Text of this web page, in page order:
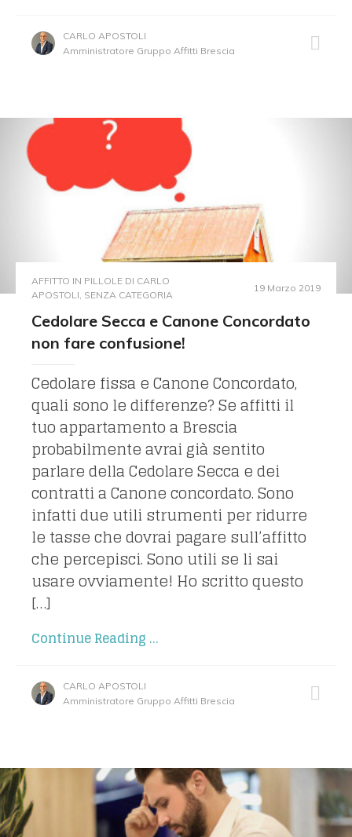
CARLO APOSTOLI
Amministratore Gruppo Affitti Brescia
AFFITTO IN PILLOLE DI CARLO
APOSTOLI, SENZA CATEGORIA
19 Marzo 2019
Cedolare Secca e Canone Concordato
non fare confusione!
Cedolare fissa e Canone Concordato,
quali sono le differenze? Se affitti il
tuo appartamento a Brescia
probabilmente avrai già sentito
parlare della Cedolare Secca e dei
contratti a Canone concordato. Sono
infatti due utili strumenti per ridurre
le tasse che dovrai pagare sull’affitto
che percepisci. Sono utili se li sai
usare ovviamente! Ho scritto questo
[…]
Continue Reading ...
CARLO APOSTOLI
Amministratore Gruppo Affitti Brescia